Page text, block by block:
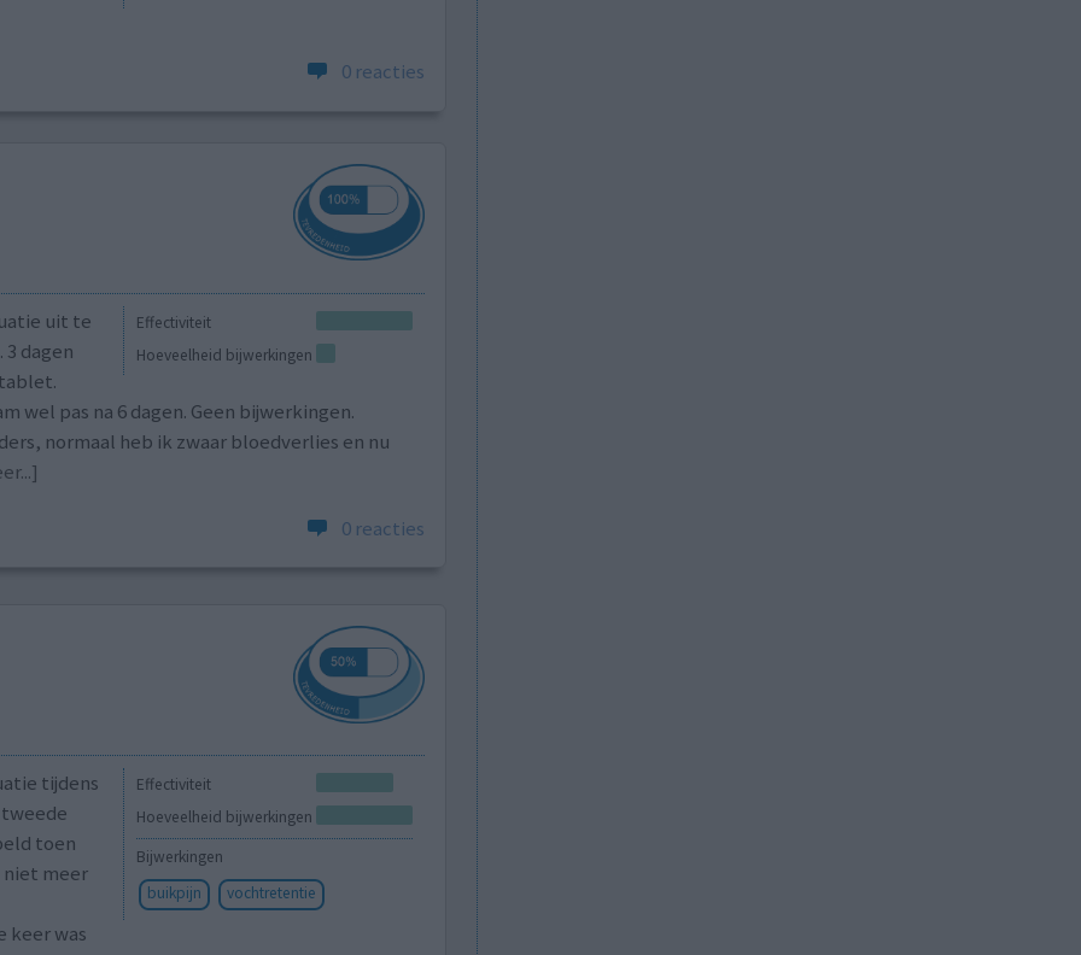
0 reacties
Effectiviteit
Hoeveelheid bijwerkingen
uit te
dagen
wel pas na 6 dagen. Geen bijwerkingen.
normaal heb ik zwaar bloedverlies en nu
0 reacties
Effectiviteit
Hoeveelheid bijwerkingen
Bijwerkingen
buikpijn
vochtretentie
tijdens
toen
meer
keer was